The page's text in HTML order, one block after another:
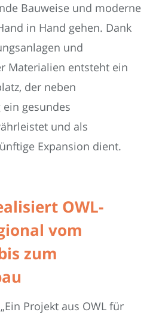
Bauweise und moderne
in Hand gehen. Dank
und
Materialien entsteht ein
der neben
gesundes
und als
Expansion dient.
OWL-
vom
zum
Projekt aus OWL für